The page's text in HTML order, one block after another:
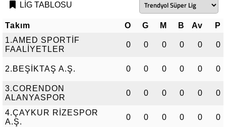
LİG TABLOSU
Takım O G M B Av
P
1.AMED SPORTİF
FAALİYETLER
0 0 0 0 0 0
2.BEŞİKTAŞ A.Ş. 0 0 0 0 0 0
3.CORENDON
ALANYASPOR
0 0 0 0 0 0
4.ÇAYKUR RİZESPOR
A.Ş.
0 0 0 0 0 0